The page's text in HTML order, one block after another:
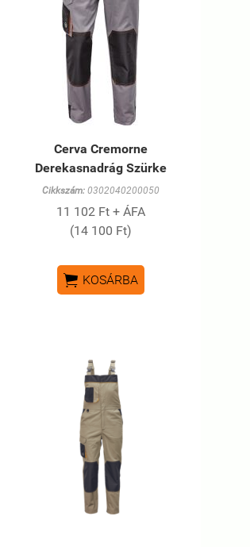
Cerva Cremorne
Derekasnadrág Szürke
Cikkszám: 0302040200050
11 102 Ft + ÁFA
(14 100 Ft)
 KOSÁRBA